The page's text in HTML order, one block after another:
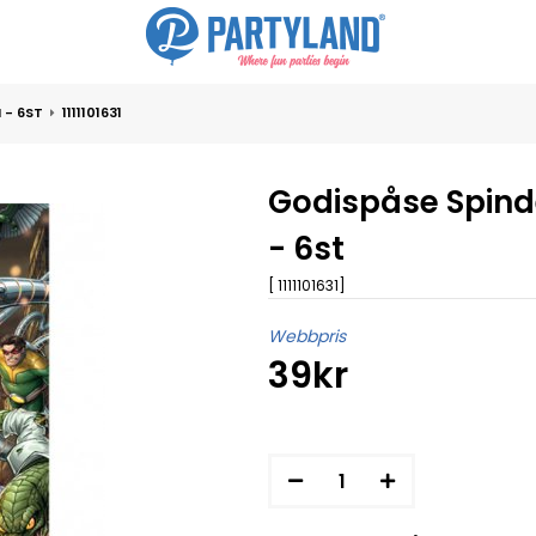
- 6ST 1111101631
Godispåse
- 6st
[ 1111101631]
Webbpris
39kr